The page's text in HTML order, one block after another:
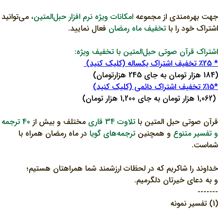
جهت بهره‌مندی از مجموعه امکانات ویژه نرم افزار حبل‌المتین، می‌توانید
اشتراک خود را با تخفیف ماه رمضان فعال نمایید.
اشتراک قرآن صوتی حبل‌المتین با تخفیف ویژه:
* ٪25 تخفیف اشتراک یکساله (کلیک کنید)
(184 هزار تومان به جای 245 هزارتومان)
*٪15 تخفیف اشتراک دائمی (کلیک کنید)
(1,062 هزار تومان به جای 1,200 هزار تومان)
قرآن صوتی حبل المتین با تلاوت 34 قاری مختلف و بیش از
40 ترجمه
و تفسیر متنوع و همچنین ترجمه‌های گویا در ماه رمضان همراه با
شماست.
خداوند را شاکریم که در لحظات ارزشمند شما همراهتان هستیم؛
و به دعای خیرتان دلگرمیم.
-------
(1) تفسیر نمونه